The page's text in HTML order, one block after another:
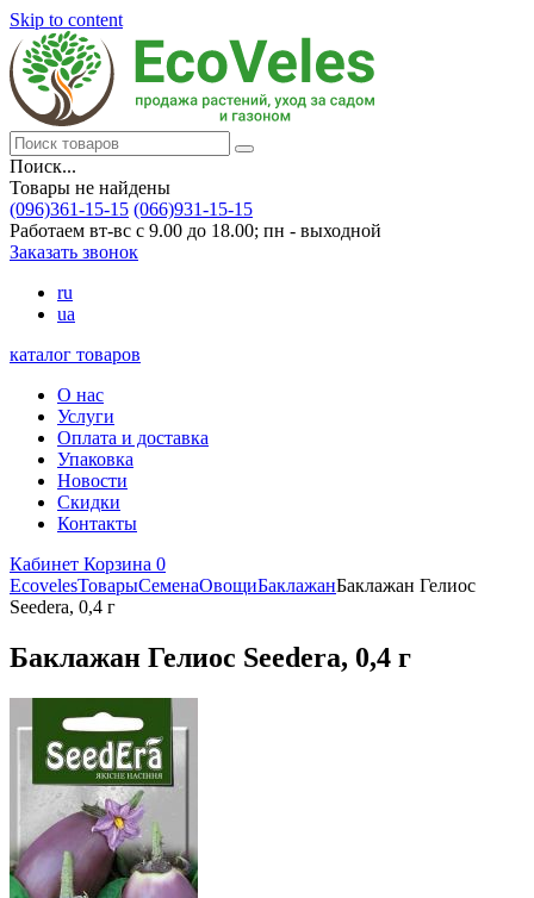
Skip to content
Поиск...
Товары не найдены
(096)361-15-15 (066)931-15-15
Работаем вт-вс с 9.00 до 18.00; пн - выходной
Заказать звонок
ru
ua
каталог товаров
О нас
Услуги
Оплата и доставка
Упаковка
Новости
Скидки
Контакты
Кабинет Корзина 0
EcovelesТоварыСеменаОвощиБаклажанБаклажан Гелиос
Seedera, 0,4 г
Баклажан Гелиос Seedera, 0,4 г